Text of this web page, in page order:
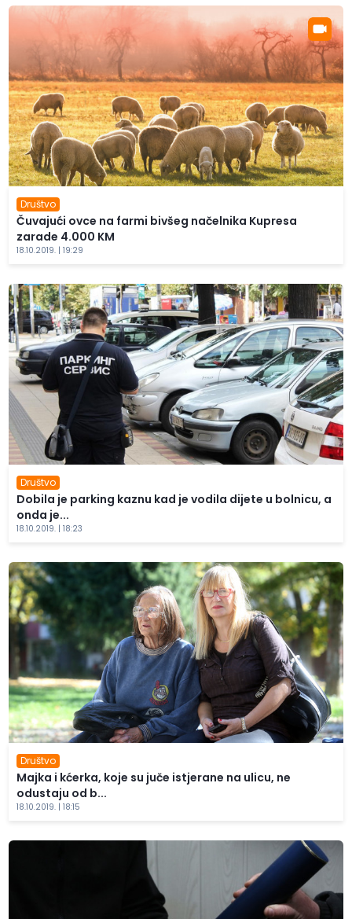
Društvo
Čuvajući ovce na farmi bivšeg načelnika Kupresa
zarade 4.000 KM
18.10.2019. | 19:29
Društvo
Dobila je parking kaznu kad je vodila dijete u bolnicu, a
onda je...
18.10.2019. | 18:23
Društvo
Majka i kćerka, koje su juče istjerane na ulicu, ne
odustaju od b...
18.10.2019. | 18:15